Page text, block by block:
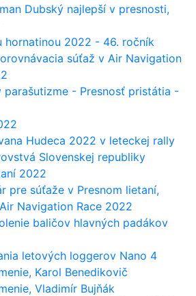
Dubský najlepší v presnosti,
hornatinou 2022 - 46. ročník
súťaž v Air Navigation
parašutizme - Presnosť pristátia -
Hudeca 2022 v leteckej rally
Slovenskej republiky
2022
pre súťaže v Presnom lietaní,
Navigation Race 2022
baličov hlavných padákov
letových loggerov Nano 4
Karol Benedikovič
Vladimír Bujňák